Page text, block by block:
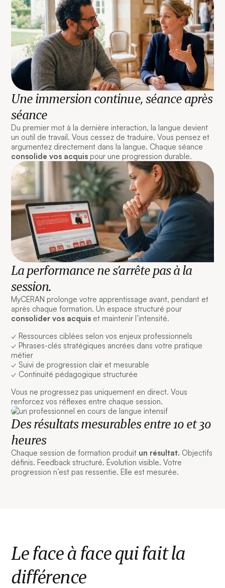
Une immersion continue, séance après
séance
Du premier mot à la dernière interaction, la langue devient
un outil de travail. Vous cessez de traduire. Vous pensez et
argumentez directement dans la langue. Chaque séance
consolide vos acquis pour une progression durable.
La performance ne s’arrête pas à la
session.
MyCERAN prolonge votre apprentissage avant, pendant et
après chaque formation. Un espace structuré pour
consolider vos acquis et maintenir l’intensité.
✓ Ressources ciblées selon vos enjeux professionnels
✓ Phrases-clés stratégiques ancrées dans votre pratique
métier
✓ Suivi de progression clair et mesurable
✓ Continuité pédagogique structurée
Vous ne progressez pas uniquement en direct. Vous
renforcez vos réflexes entre chaque session.
Des résultats mesurables entre 10 et 30
heures
Chaque session de formation produit un résultat. Objectifs
définis. Feedback structuré. Évolution visible. Votre
progression n’est pas ressentie. Elle est mesurée.
Le face à face qui fait la
différence